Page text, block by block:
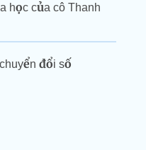
học của cô Thanh
đổi số